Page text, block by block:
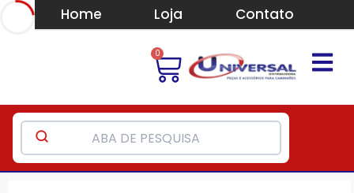
Home Loja Contato
0